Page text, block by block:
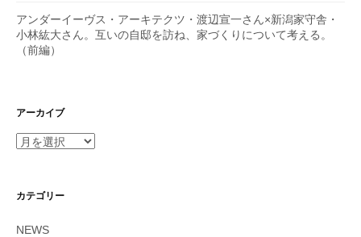
アンダーイーヴス・アーキテクツ・渡辺宣一さん×新潟家守舎・
小林紘大さん。互いの自邸を訪ね、家づくりについて考える。
（前編）
アーカイブ
カテゴリー
NEWS